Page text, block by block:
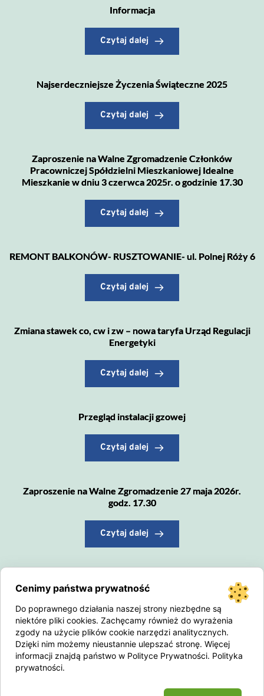
Informacja
Czytaj dalej
Najserdeczniejsze Życzenia Świąteczne 2025
Czytaj dalej
Zaproszenie na Walne Zgromadzenie Członków
Pracowniczej Spółdzielni Mieszkaniowej Idealne
Mieszkanie w dniu 3 czerwca 2025r. o godzinie 17.30
Czytaj dalej
REMONT BALKONÓW- RUSZTOWANIE- ul. Polnej Róży 6
Czytaj dalej
Zmiana stawek co, cw i zw – nowa taryfa Urząd Regulacji
Energetyki
Czytaj dalej
Przegląd instalacji gzowej
Czytaj dalej
Zaproszenie na Walne Zgromadzenie 27 maja 2026r.
godz. 17.30
Czytaj dalej
od 1.04.2026r. – powrót do poprzedniej stawki
Czytaj dalej
Informacja dotycząca kosztów ciepła 07/2026
Cenimy państwa prywatność
Do poprawnego działania naszej strony niezbędne są
niektóre pliki cookies. Zachęcamy również do wyrażenia
zgody na użycie plików cookie narzędzi analitycznych.
Dzięki nim możemy nieustannie ulepszać stronę. Więcej
informacji znajdą państwo w Polityce Prywatności. Polityka
prywatności.